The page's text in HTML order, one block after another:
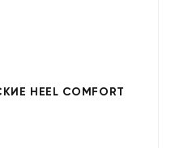
HEEL COMFORT